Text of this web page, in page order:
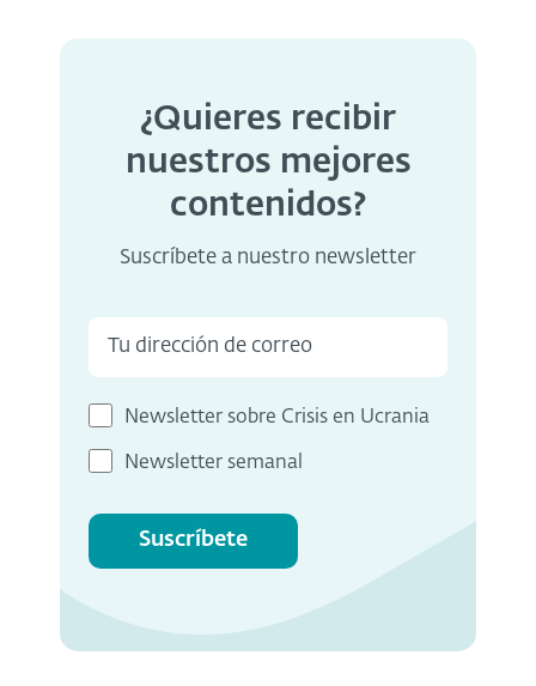
¿Quieres recibir
nuestros mejores
contenidos?
Suscríbete a nuestro newsletter
Newsletter sobre Crisis en Ucrania
Newsletter semanal
Suscríbete